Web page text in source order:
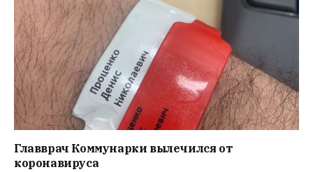
Главврач Коммунарки вылечился от
коронавируса